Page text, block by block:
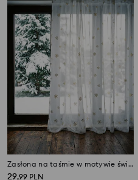
Zasłona na taśmie w motywie świątecznym
29,99 PLN